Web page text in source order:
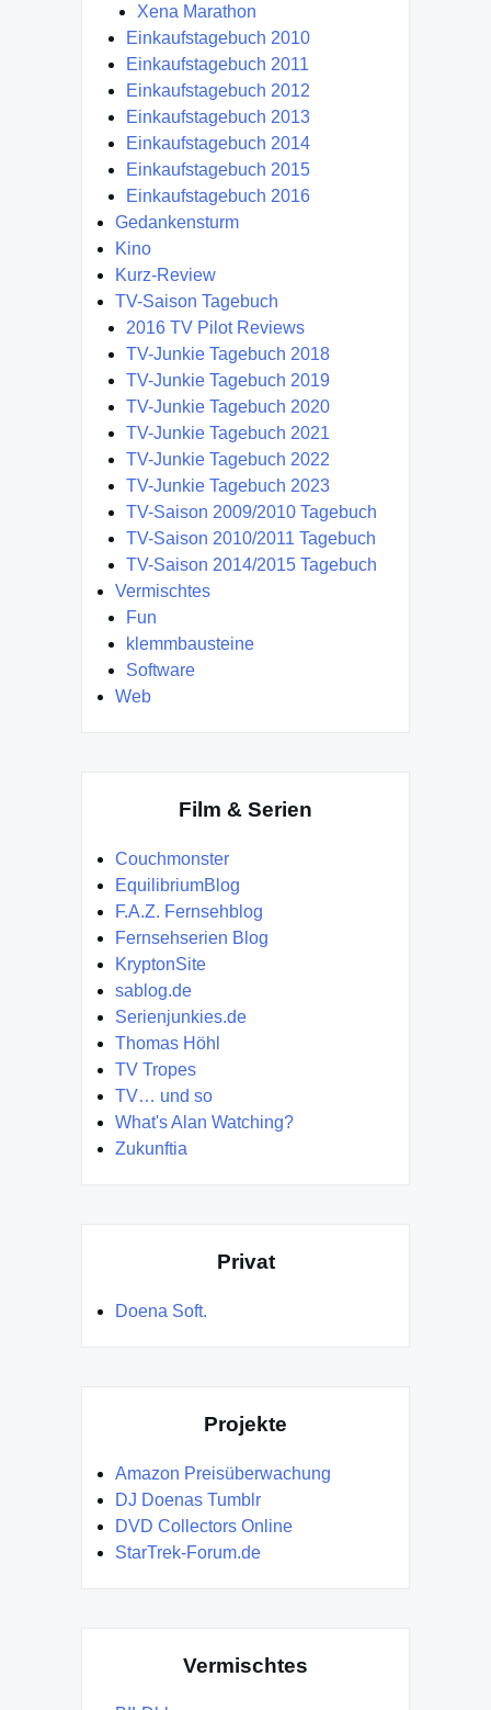
Xena Marathon
Einkaufstagebuch 2010
Einkaufstagebuch 2011
Einkaufstagebuch 2012
Einkaufstagebuch 2013
Einkaufstagebuch 2014
Einkaufstagebuch 2015
Einkaufstagebuch 2016
Gedankensturm
Kino
Kurz-Review
TV-Saison Tagebuch
2016 TV Pilot Reviews
TV-Junkie Tagebuch 2018
TV-Junkie Tagebuch 2019
TV-Junkie Tagebuch 2020
TV-Junkie Tagebuch 2021
TV-Junkie Tagebuch 2022
TV-Junkie Tagebuch 2023
TV-Saison 2009/2010 Tagebuch
TV-Saison 2010/2011 Tagebuch
TV-Saison 2014/2015 Tagebuch
Vermischtes
Fun
klemmbausteine
Software
Web
Film & Serien
Couchmonster
EquilibriumBlog
F.A.Z. Fernsehblog
Fernsehserien Blog
KryptonSite
sablog.de
Serienjunkies.de
Thomas Höhl
TV Tropes
TV… und so
What's Alan Watching?
Zukunftia
Privat
Doena Soft.
Projekte
Amazon Preisüberwachung
DJ Doenas Tumblr
DVD Collectors Online
StarTrek-Forum.de
Vermischtes